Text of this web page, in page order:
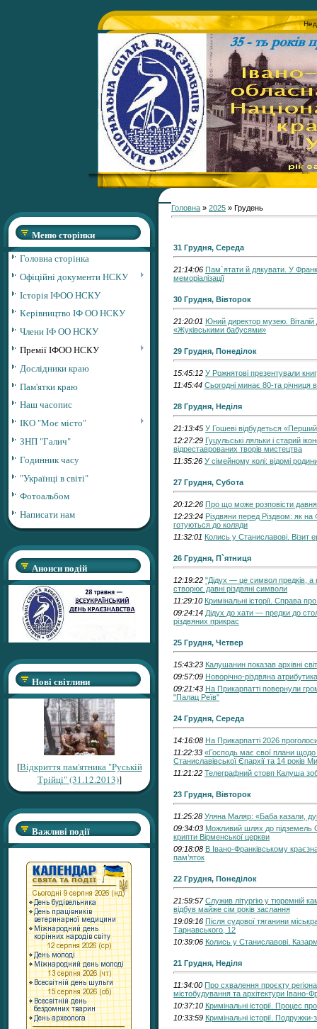
Меню сторінки
Головна сторінка
Офіційні документи НСКУ
Історія ІФОО НСКУ
Керівництво ІФ ОО НСКУ
Члени ІФ ОО НСКУ
Премії ІФОО НСКУ
Дослідники краю
Пам'ятки краю
Наш часопис
ІКО "Моє місто"
ЗНП "Галич"
Годинник часу
"Українці в світі"
Фотоальбом
Написати нам
Анонси подій
Нові світлини
[Відкриття пам'ятника "Руській
Трійці" (31.12.2013)]
Важливі події
Головна » 2025 » Грудень
31 Грудня, Середа
21:14:06 Пам`ятати й дякувати. У
меморіалізації
30 Грудня, Вівторок
21:20:01 Юний директор музею. Віталій
«Жуківськими бабусями»
29 Грудня, Понеділок
15:45:12 У Рожнятові презентували
11:45:44 Сьогодні минає 80-та річниця
28 Грудня, Неділя
21:13:45 У Гошеві відбудеться «Перший
12:27:29 Гуцульські ляльки і старий
відреставрованих творів мистецтва
11:35:26 У сімейному колі: відомі
27 Грудня, Субота
20:12:26 Про що може розповісти давня
12:23:24 Різдвяни перед Різдвом: як
готуються до коляди
11:32:01 Колись у Станиславові. Візит
26 Грудня, П`ятниця
12:19:22 "Дідух — це символ предків, а
створює давні різдвяні символи
11:29:10 Кримінальні історії. Справа
09:24:14 Дідух до хати — предки до
різдвяних прикрас
25 Грудня, Четвер
15:43:23 Калушанин показав архівні
09:57:09 Новорічно-різдвяна
09:21:43 На Прикарпатті повернули
"Палац Реїв"
24 Грудня, Середа
14:16:08 На Прикарпатті 2026
11:22:33 «Господь має свої плани щодо
Станиславівської Єпархії та 14 років
11:21:22 Телеграфний стовп Калуша
23 Грудня, Вівторок
11:25:28 Уляна Маляр: «Баба казали,
09:34:03 Можливий шлях до підземель
крипти Вірменської церкви
09:18:08 В Івано-Франківському
пам’яток
22 Грудня, Понеділок
21:59:57 Служив літургію у тюремній
відбув майже сім років заслання
19:09:16 Після судової тяганини
Тарнавського, 12
10:39:06 Колись у Станиславові.
21 Грудня, Неділя
11:34:00 Про схвалення проєкту
містобудування та архітектури Івано-
10:37:10 Кримінальні історії. Процес
10:33:59 Кримінальні історії. Подружки-